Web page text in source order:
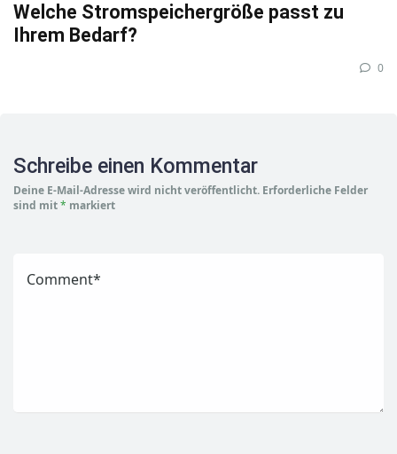
Welche Stromspeichergröße passt zu
Ihrem Bedarf?
0
Schreibe einen Kommentar
Deine E-Mail-Adresse wird nicht veröffentlicht. Erforderliche Felder
sind mit* markiert